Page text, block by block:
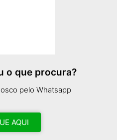
o que procura?
pelo Whatsapp
AQUI